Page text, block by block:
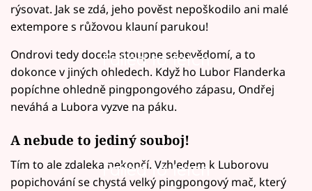
rýsovat. Jak se zdá, jeho pověst nepoškodilo ani malé
extempore s růžovou klauní parukou!
Failed to fetch
Ondrovi tedy docela stoupne sebevědomí, a to
dokonce v jiných ohledech. Když ho Lubor Flanderka
popíchne ohledně pingpongového zápasu, Ondřej
neváhá a Lubora vyzve na páku.
A nebude to jediný souboj!
Failed to fetch
Tím to ale zdaleka nekončí. Vzhledem k Luborovu
popichování se chystá velký pingpongový mač, který